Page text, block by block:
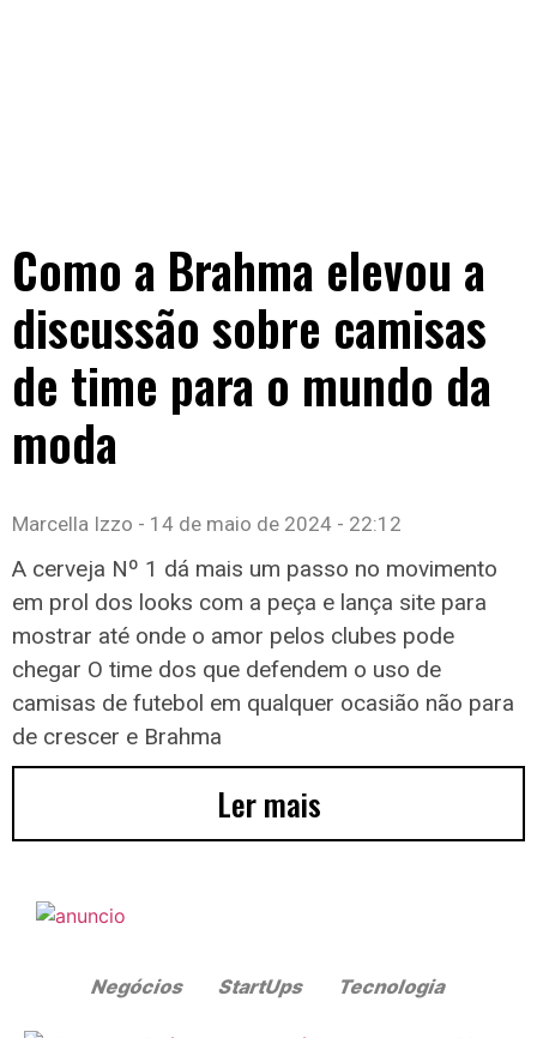
Como a Brahma elevou a
discussão sobre camisas
de time para o mundo da
moda
Marcella Izzo 14 de maio de 2024 22:12
A cerveja Nº 1 dá mais um passo no movimento
em prol dos looks com a peça e lança site para
mostrar até onde o amor pelos clubes pode
chegar O time dos que defendem o uso de
camisas de futebol em qualquer ocasião não para
de crescer e Brahma
Ler mais